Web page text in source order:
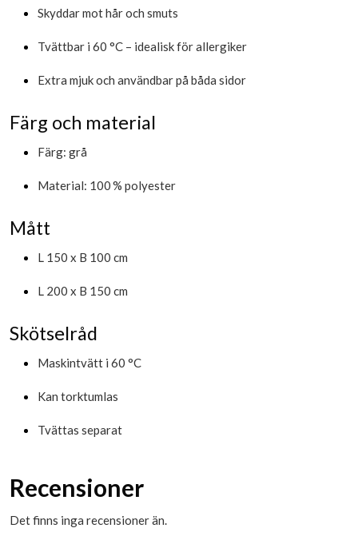
Skyddar mot hår och smuts
Tvättbar i 60 °C – idealisk för allergiker
Extra mjuk och användbar på båda sidor
Färg och material
Färg: grå
Material: 100 % polyester
Mått
L 150 x B 100 cm
L 200 x B 150 cm
Skötselråd
Maskintvätt i 60 °C
Kan torktumlas
Tvättas separat
Recensioner
Det finns inga recensioner än.